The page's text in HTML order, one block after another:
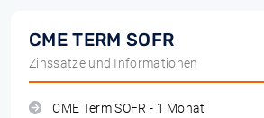
CME TERM SOFR
Zinssätze und Informationen
CME Term SOFR - 1 Monat